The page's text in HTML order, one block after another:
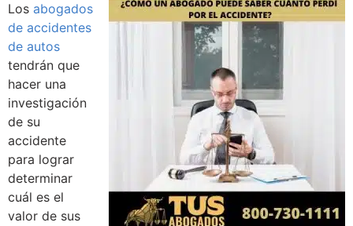
Los abogados
de accidentes
de autos
tendrán que
hacer una
investigación
de su
accidente
para lograr
determinar
cuál es el
valor de sus